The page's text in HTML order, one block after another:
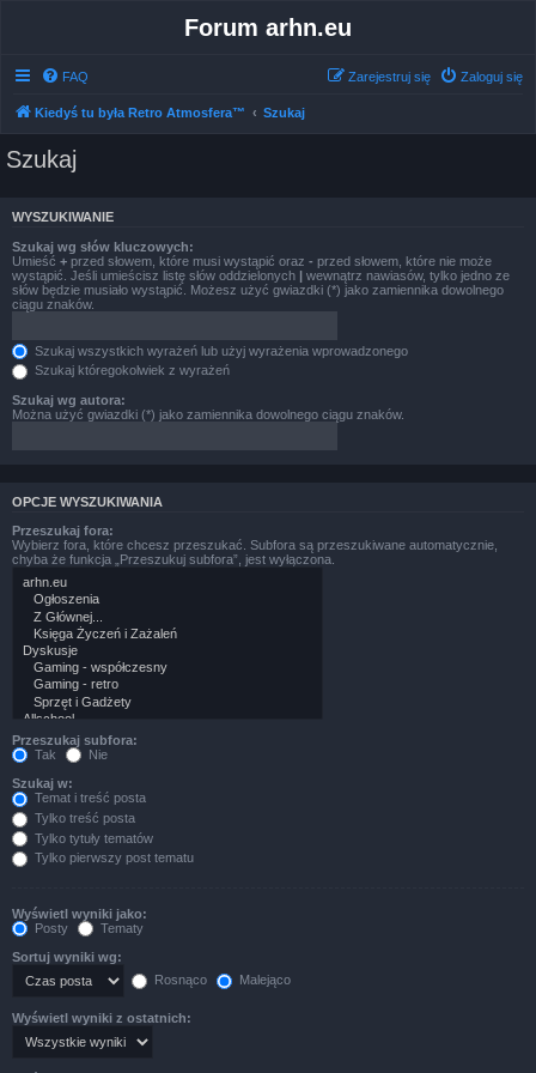
Forum arhn.eu
FAQ Zaloguj się
Zarejestruj się
Kiedyś tu była Retro Atmosfera™ Szukaj
Szukaj
WYSZUKIWANIE
Szukaj wg słów kluczowych:
Umieść + przed słowem, które musi wystąpić oraz - przed słowem, które nie może
wystąpić. Jeśli umieścisz listę słów oddzielonych | wewnątrz nawiasów, tylko jedno ze
słów będzie musiało wystąpić. Możesz użyć gwiazdki (*) jako zamiennika dowolnego
ciągu znaków.
Szukaj wszystkich wyrażeń lub użyj wyrażenia wprowadzonego
Szukaj któregokolwiek z wyrażeń
Szukaj wg autora:
Można użyć gwiazdki (*) jako zamiennika dowolnego ciągu znaków.
OPCJE WYSZUKIWANIA
Przeszukaj fora:
Wybierz fora, które chcesz przeszukać. Subfora są przeszukiwane automatycznie,
chyba że funkcja „Przeszukuj subfora”, jest wyłączona.
Przeszukaj subfora:
Tak
Nie
Szukaj w:
Temat i treść posta
Tylko treść posta
Tylko tytuły tematów
Tylko pierwszy post tematu
Wyświetl wyniki jako:
Posty
Tematy
Sortuj wyniki wg:
Rosnąco
Malejąco
Wyświetl wyniki z ostatnich: